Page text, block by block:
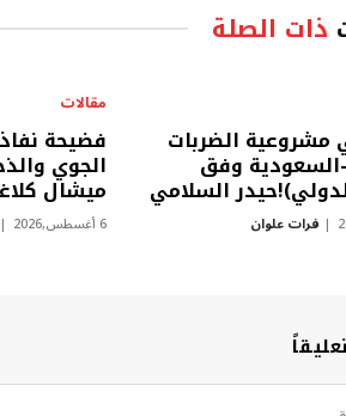
ذات الصلة
مشروعية الضربات
السعودية وفق
السلامي
فرات علوان
مقالات
فضيحة
الجوي
ميشال
6 أغسطس,2026